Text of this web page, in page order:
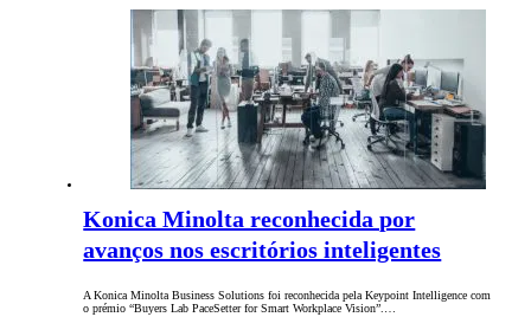
Konica Minolta reconhecida por
avanços nos escritórios inteligentes
A Konica Minolta Business Solutions foi reconhecida pela Keypoint Intelligence com
o prémio “Buyers Lab PaceSetter for Smart Workplace Vision”.…